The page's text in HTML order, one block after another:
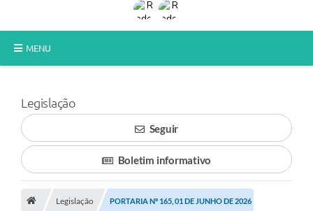
MENU
Poder Legislativo
A Prefeitura
Município
Legislação
Seguir
Boletim informativo
Legislação PORTARIA Nº 165, 01 DE JUNHO DE 2026